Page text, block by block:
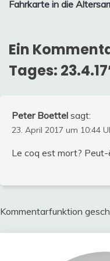
Fahrkarte in die
Ein
Tages: 23.4.17
Peter Boettel sagt:
23. April 2017 um 10:44
Le coq est mort?
Kommentarfunktion